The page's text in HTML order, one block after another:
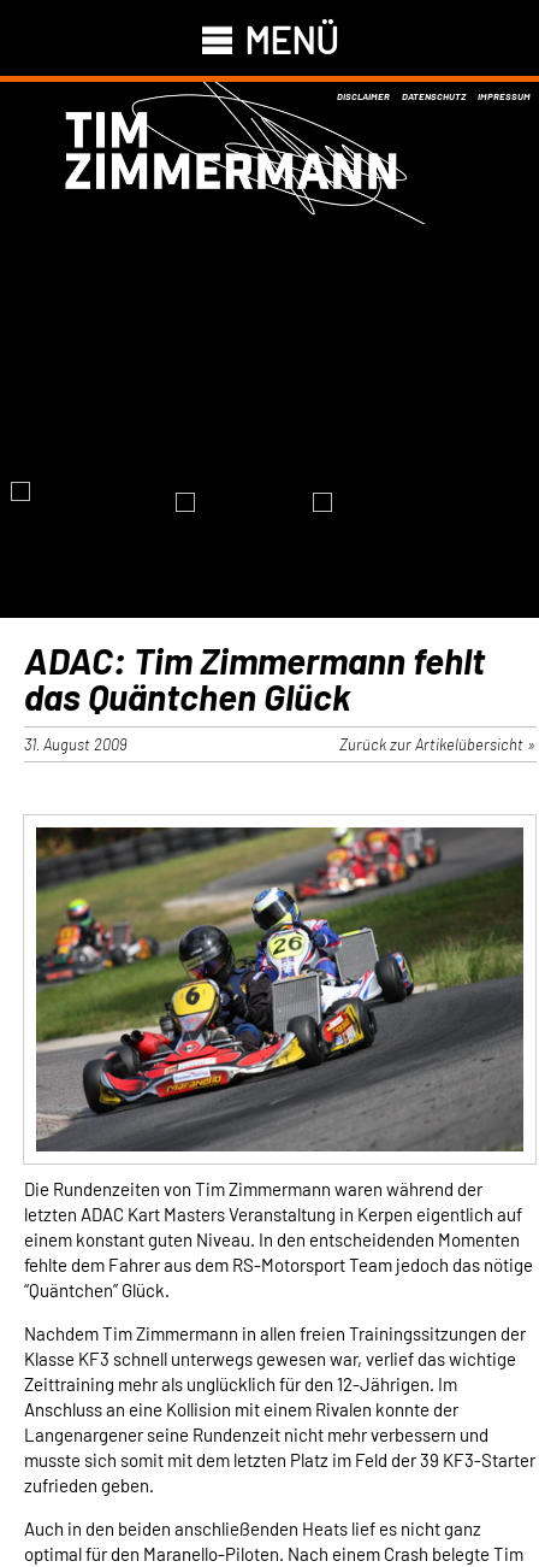
MENÜ
DISCLAIMER DATENSCHUTZ IMPRESSUM
ADAC: Tim Zimmermann fehlt
das Quäntchen Glück
31. August 2009 Zurück zur Artikelübersicht »
Die Rundenzeiten von Tim Zimmermann waren während der
letzten ADAC Kart Masters Veranstaltung in Kerpen eigentlich auf
einem konstant guten Niveau. In den entscheidenden Momenten
fehlte dem Fahrer aus dem RS-Motorsport Team jedoch das nötige
“Quäntchen” Glück.
Nachdem Tim Zimmermann in allen freien Trainingssitzungen der
Klasse KF3 schnell unterwegs gewesen war, verlief das wichtige
Zeittraining mehr als unglücklich für den 12-Jährigen. Im
Anschluss an eine Kollision mit einem Rivalen konnte der
Langenargener seine Rundenzeit nicht mehr verbessern und
musste sich somit mit dem letzten Platz im Feld der 39 KF3-Starter
zufrieden geben.
Auch in den beiden anschließenden Heats lief es nicht ganz
optimal für den Maranello-Piloten. Nach einem Crash belegte Tim